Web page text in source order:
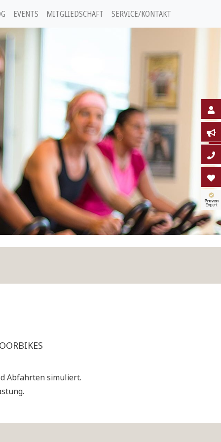
EVENTS MITGLIEDSCHAFT SERVICE/KONTAKT
Abfahrten simuliert.